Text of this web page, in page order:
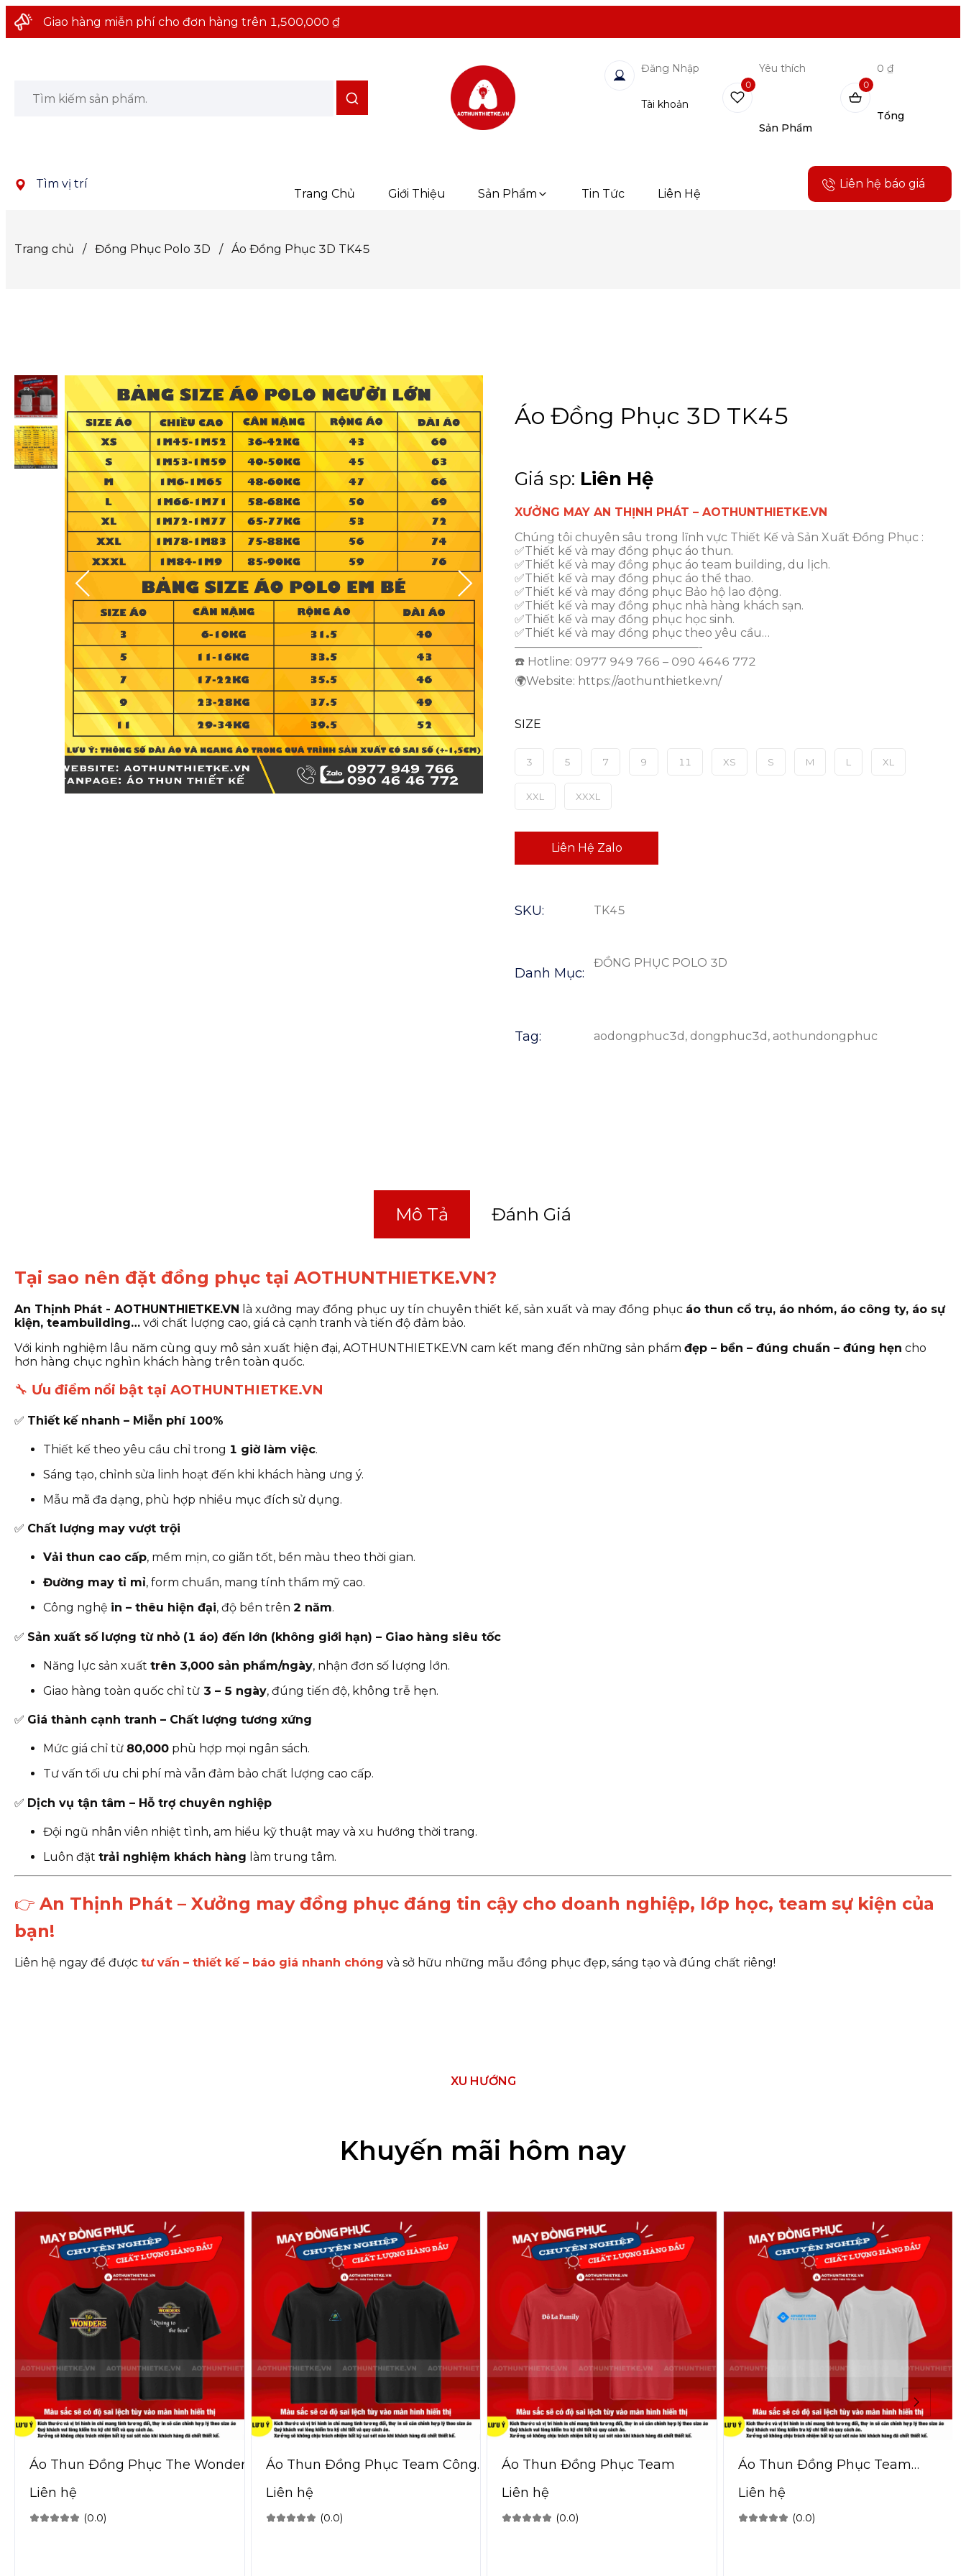
Giao hàng miễn phí cho đơn hàng trên 1,500,000 ₫
Đăng Nhập
Tài khoản
Yêu thích
Sản Phẩm
0
Tổng
0 ₫
0
Tìm vị trí
Trang Chủ Giới Thiệu Sản Phẩm Tin Tức Liên Hệ
Liên hệ báo giá
Trang chủ / Đồng Phục Polo 3D / Áo Đồng Phục 3D TK45
Áo Đồng Phục 3D TK45
XƯỞNG MAY AN THỊNH PHÁT – AOTHUNTHIETKE.VN
Chúng tôi chuyên sâu trong lĩnh vực Thiết Kế và Sản Xuất Đồng Phục :
✅Thiết kế và may đồng phục áo thun.
✅Thiết kế và may đồng phục áo team building, du lịch.
✅Thiết kế và may đồng phục áo thể thao.
✅Thiết kế và may đồng phục Bảo hộ lao động.
✅Thiết kế và may đồng phục nhà hàng khách sạn.
✅Thiết kế và may đồng phục học sinh.
✅Thiết kế và may đồng phục theo yêu cầu…
————————————————-
☎️ Hotline: 0977 949 766 – 090 4646 772
🌍Website: https://aothunthietke.vn/
Liên Hệ Zalo
SKU: TK45
Danh Mục:
ĐỒNG PHỤC POLO 3D
Tag: aodongphuc3d , dongphuc3d , aothundongphuc
3 5 7 9 11 XS S M L XL
XXL XXXL
SIZE
Giá sp: Liên Hệ
Mô Tả Đánh Giá
Tại sao nên đặt đồng phục tại AOTHUNTHIETKE.VN?
An Thịnh Phát - AOTHUNTHIETKE.VN là xưởng may đồng phục uy tín chuyên thiết kế, sản xuất và may đồng phục áo thun cổ trụ, áo nhóm, áo công ty, áo sự
kiện, teambuilding… với chất lượng cao, giá cả cạnh tranh và tiến độ đảm bảo.
Với kinh nghiệm lâu năm cùng quy mô sản xuất hiện đại, AOTHUNTHIETKE.VN cam kết mang đến những sản phẩm đẹp – bền – đúng chuẩn – đúng hẹn cho
hơn hàng chục nghìn khách hàng trên toàn quốc.
🔧 Ưu điểm nổi bật tại AOTHUNTHIETKE.VN
✅ Thiết kế nhanh – Miễn phí 100%
Thiết kế theo yêu cầu chỉ trong 1 giờ làm việc.
Sáng tạo, chỉnh sửa linh hoạt đến khi khách hàng ưng ý.
Mẫu mã đa dạng, phù hợp nhiều mục đích sử dụng.
✅ Chất lượng may vượt trội
Vải thun cao cấp, mềm mịn, co giãn tốt, bền màu theo thời gian.
Đường may tỉ mỉ, form chuẩn, mang tính thẩm mỹ cao.
Công nghệ in – thêu hiện đại, độ bền trên 2 năm.
✅ Sản xuất số lượng từ nhỏ (1 áo) đến lớn (không giới hạn) – Giao hàng siêu tốc
Năng lực sản xuất trên 3,000 sản phẩm/ngày, nhận đơn số lượng lớn.
Giao hàng toàn quốc chỉ từ 3 – 5 ngày, đúng tiến độ, không trễ hẹn.
✅ Giá thành cạnh tranh – Chất lượng tương xứng
Mức giá chỉ từ 80,000 phù hợp mọi ngân sách.
Tư vấn tối ưu chi phí mà vẫn đảm bảo chất lượng cao cấp.
✅ Dịch vụ tận tâm – Hỗ trợ chuyên nghiệp
Đội ngũ nhân viên nhiệt tình, am hiểu kỹ thuật may và xu hướng thời trang.
Luôn đặt trải nghiệm khách hàng làm trung tâm.
👉 An Thịnh Phát – Xưởng may đồng phục đáng tin cậy cho doanh nghiệp, lớp học, team sự kiện của
bạn!
Liên hệ ngay để được tư vấn – thiết kế – báo giá nhanh chóng và sở hữu những mẫu đồng phục đẹp, sáng tạo và đúng chất riêng!
XU HƯỚNG
Khuyến mãi hôm nay
Áo Thun Đồng Phục The Wonders
Liên hệ
(0.0)
Áo Thun Đồng Phục Team Công
Ty
Liên hệ
(0.0)
Áo Thun Đồng Phục Team
Liên hệ
(0.0)
Áo Thun Đồng Phục Team
Technology
Liên hệ
(0.0)